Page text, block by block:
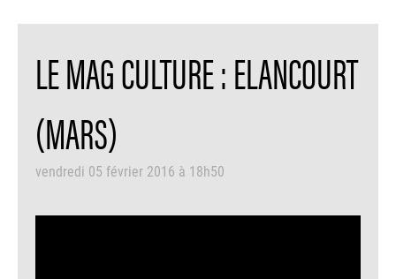
LE MAG CULTURE : ELANCOURT
(MARS)
vendredi 05 février 2016 à 18h50